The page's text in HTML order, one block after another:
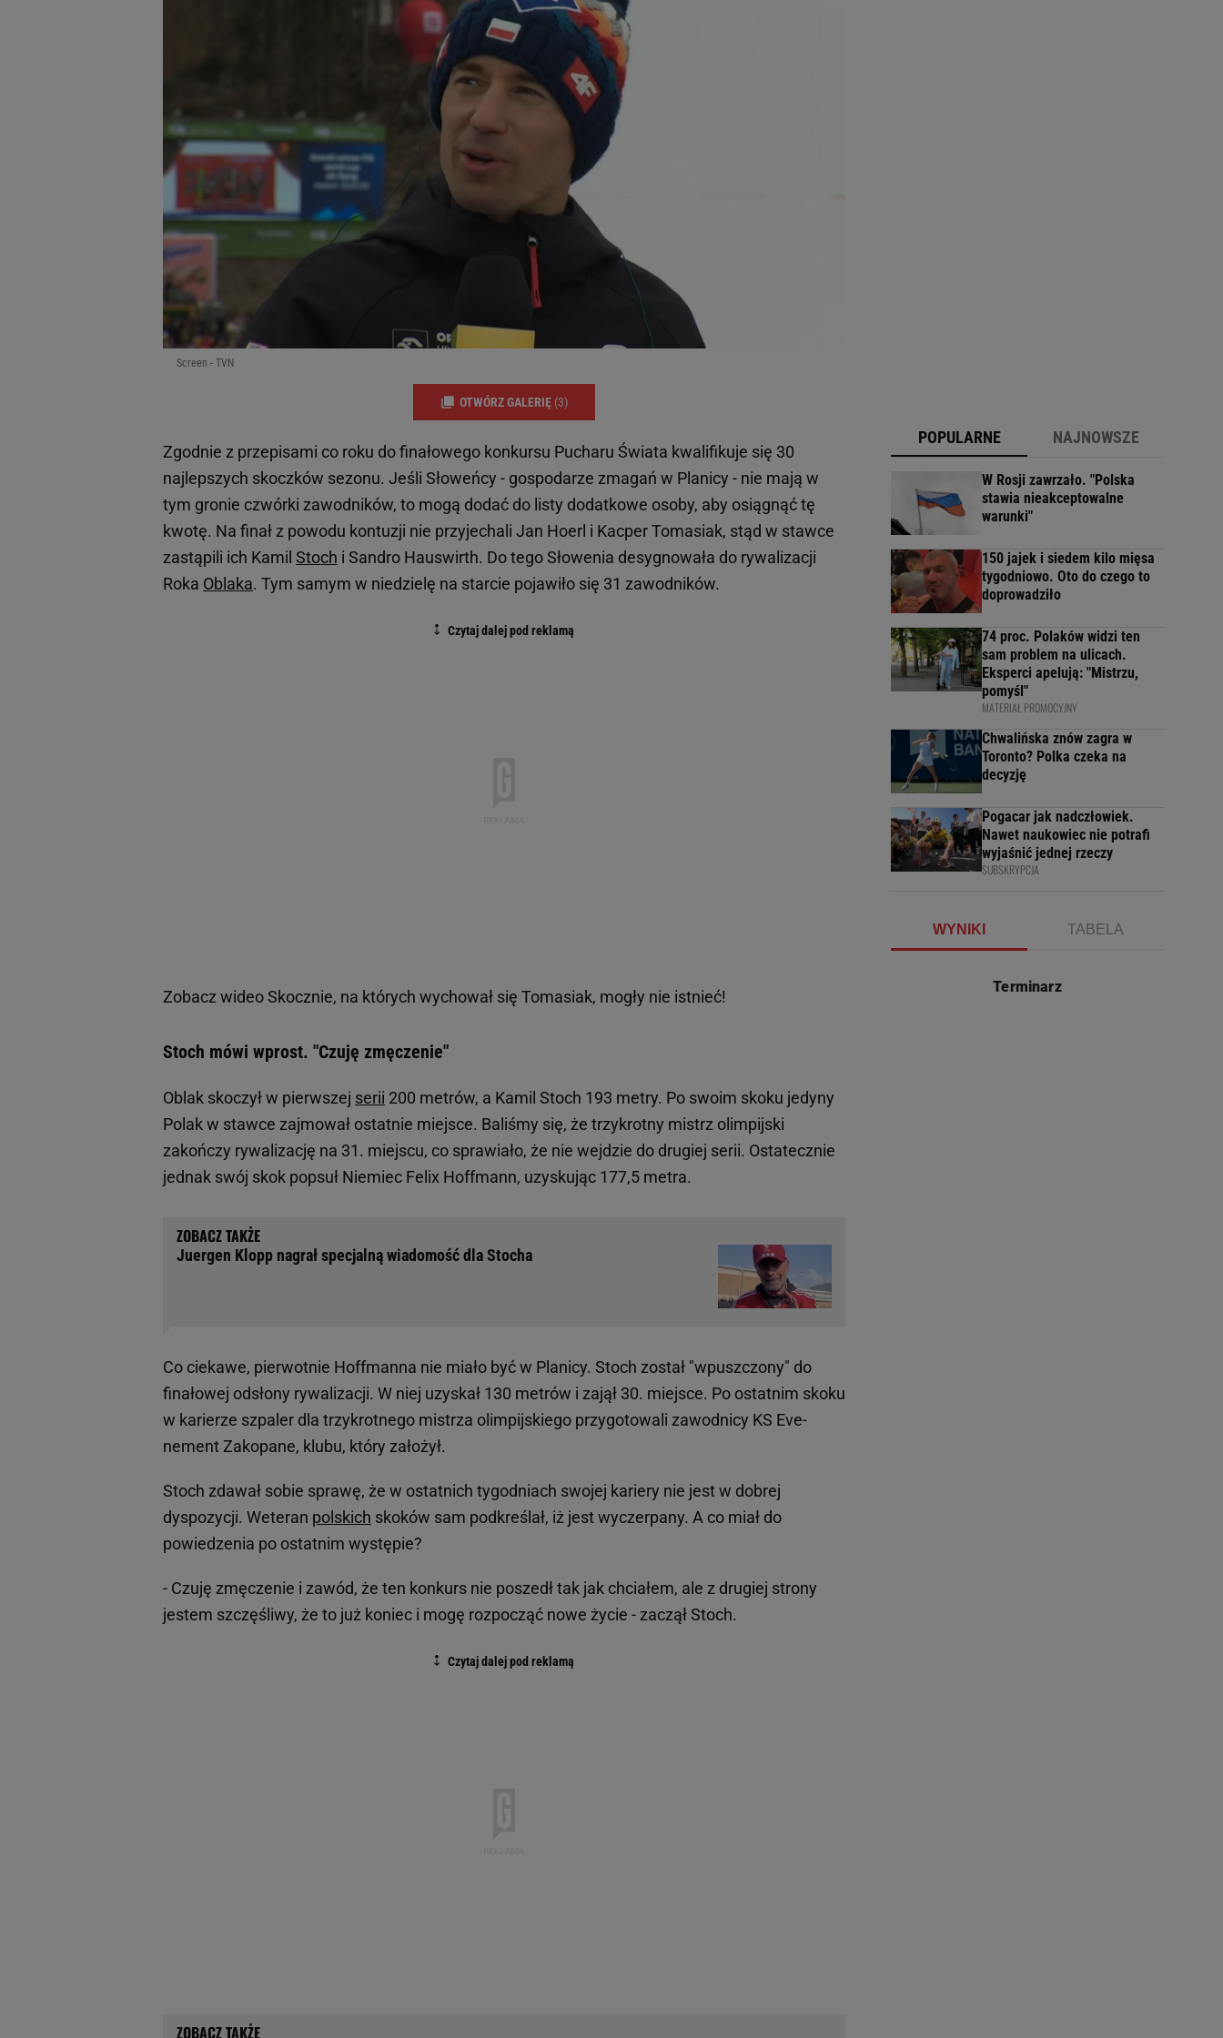
Screen - TVN
OTWÓRZ GALERIĘ (3)
Zgodnie z przepisami co roku do finałowego konkursu Pucharu Świata kwalifikuje się 30
najlepszych skoczków sezonu. Jeśli Słoweńcy - gospodarze zmagań w Planicy - nie mają w
tym gronie czwórki zawodników, to mogą dodać do listy dodatkowe osoby, aby osiągnąć tę
kwotę. Na finał z powodu kontuzji nie przyjechali Jan Hoerl i Kacper Tomasiak, stąd w stawce
zastąpili ich Kamil Stoch i Sandro Hauswirth. Do tego Słowenia desygnowała do rywalizacji
Roka Oblaka. Tym samym w niedzielę na starcie pojawiło się 31 zawodników.
Zobacz wideoSkocznie, na których wychował się Tomasiak, mogły nie istnieć!
Stoch mówi wprost. "Czuję zmęczenie"
Oblak skoczył w pierwszej serii 200 metrów, a Kamil Stoch 193 metry. Po swoim skoku jedyny
Polak w stawce zajmował ostatnie miejsce. Baliśmy się, że trzykrotny mistrz olimpijski
zakończy rywalizację na 31. miejscu, co sprawiało, że nie wejdzie do drugiej serii. Ostatecznie
jednak swój skok popsuł Niemiec Felix Hoffmann, uzyskując 177,5 metra.
Juergen Klopp nagrał specjalną wiadomość dla Stocha
Co ciekawe, pierwotnie Hoffmanna nie miało być w Planicy. Stoch został "wpuszczony" do
finałowej odsłony rywalizacji. W niej uzyskał 130 metrów i zajął 30. miejsce. Po ostatnim skoku
w karierze szpaler dla trzykrotnego mistrza olimpijskiego przygotowali zawodnicy KS Eve-
nement Zakopane, klubu, który założył.
Stoch zdawał sobie sprawę, że w ostatnich tygodniach swojej kariery nie jest w dobrej
dyspozycji. Weteran polskich skoków sam podkreślał, iż jest wyczerpany. A co miał do
powiedzenia po ostatnim występie?
- Czuję zmęczenie i zawód, że ten konkurs nie poszedł tak jak chciałem, ale z drugiej strony
jestem szczęśliwy, że to już koniec i mogę rozpocząć nowe życie - zaczął Stoch.
POPULARNE NAJNOWSZE
W Rosji zawrzało. "Polska
stawia nieakceptowalne
warunki"
150 jajek i siedem kilo mięsa
tygodniowo. Oto do czego to
doprowadziło
74 proc. Polaków widzi ten
sam problem na ulicach.
Eksperci apelują: "Mistrzu,
pomyśl"
MATERIAŁ PROMOCYJNY
Chwalińska znów zagra w
Toronto? Polka czeka na
decyzję
Pogacar jak nadczłowiek.
Nawet naukowiec nie potrafi
wyjaśnić jednej rzeczy
SUBSKRYPCJA
WYNIKI TABELA
Terminarz